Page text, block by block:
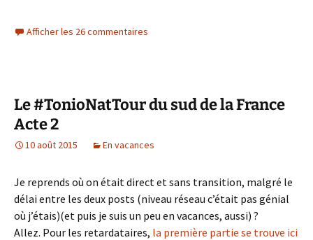
Afficher les 26 commentaires
Le #TonioNatTour du sud de la France
Acte 2
10 août 2015 En vacances
Je reprends où on était direct et sans transition, malgré le
délai entre les deux posts (niveau réseau c’était pas génial
où j’étais)(et puis je suis un peu en vacances, aussi) ?
Allez. Pour les retardataires, la première partie se trouve ici